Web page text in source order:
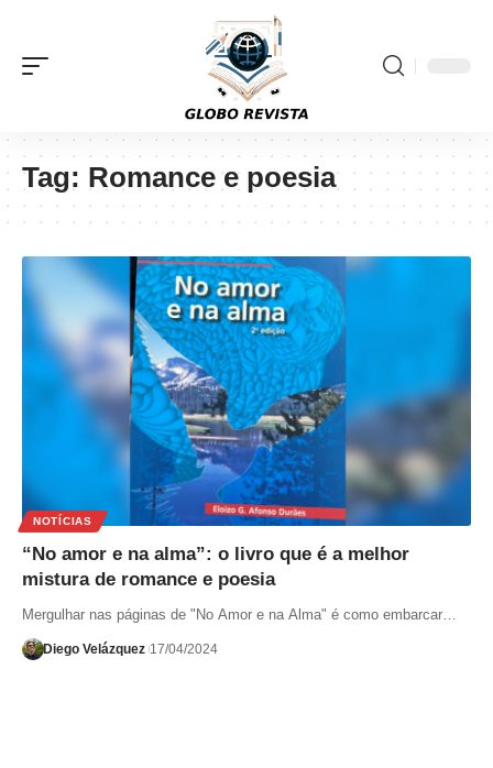
Tag: Romance e poesia
NOTÍCIAS
“No amor e na alma”: o livro que é a melhor
mistura de romance e poesia
Mergulhar nas páginas de "No Amor e na Alma" é como embarcar…
Diego Velázquez 17/04/2024